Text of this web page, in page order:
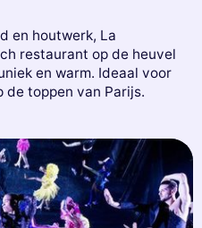
en houtwerk, La
restaurant op de heuvel
en warm. Ideaal voor
de toppen van Parijs.